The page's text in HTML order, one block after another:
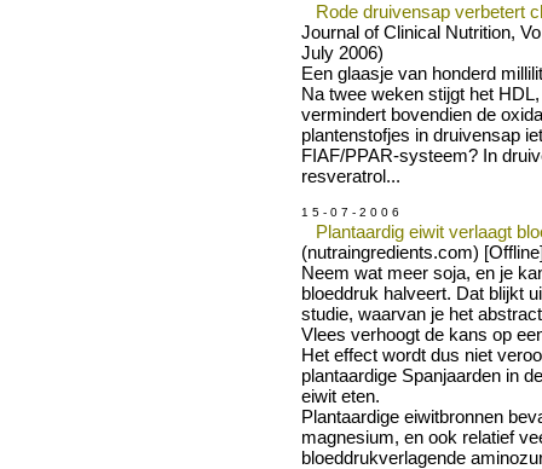
Rode druivensap verbetert
Journal of Clinical Nutrition,
July 2006)
Een glaasje van honderd
Na twee weken stijgt het
vermindert bovendien de
plantenstofjes in druivensap
FIAF/PPAR-systeem? In
resveratrol...
1 5 - 0 7 - 2 0 0 6
Plantaardig eiwit verlaagt
(nutraingredients.com)
Neem wat meer soja, en je
bloeddruk halveert. Dat blijkt
studie, waarvan je het
Vlees verhoogt de kans op
Het effect wordt dus niet
plantaardige Spanjaarden in
eiwit eten.
Plantaardige eiwitbronnen
magnesium, en ook relatief
bloeddrukverlagende